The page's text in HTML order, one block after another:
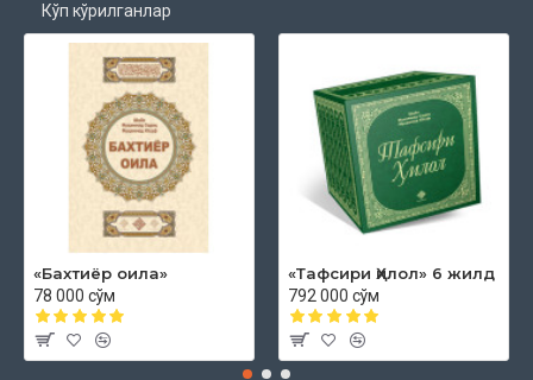
Кўп кўрилганлар
«Бахтиёр оила»
78 000 сўм
«Тафсири Ҳилол» 6 жилд
792 000 сўм